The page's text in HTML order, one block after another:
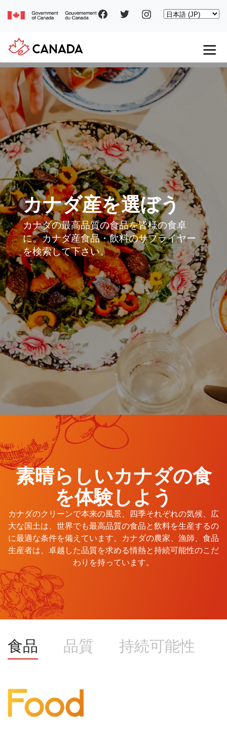
Social
Select
Main
navigation
カナダ産を選ぼう
カナダの最高品質の食品を皆様の食卓
に。カナダ産食品・飲料のサプライヤー
を検索して下さい。
素晴らしいカナダの食
を体験しよう
カナダのクリーンで本来の風景、四季それぞれの気候、広
大な国土は、世界でも最高品質の食品と飲料を生産するの
に最適な条件を備えています。カナダの農家、漁師、食品
生産者は、卓越した品質を求める情熱と持続可能性のこだ
わりを持っています。
食品 品質 持続可能性
品